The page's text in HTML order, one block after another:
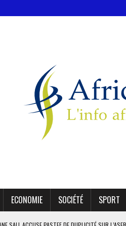
ECONOMIE SOCIÉTÉ SPORT